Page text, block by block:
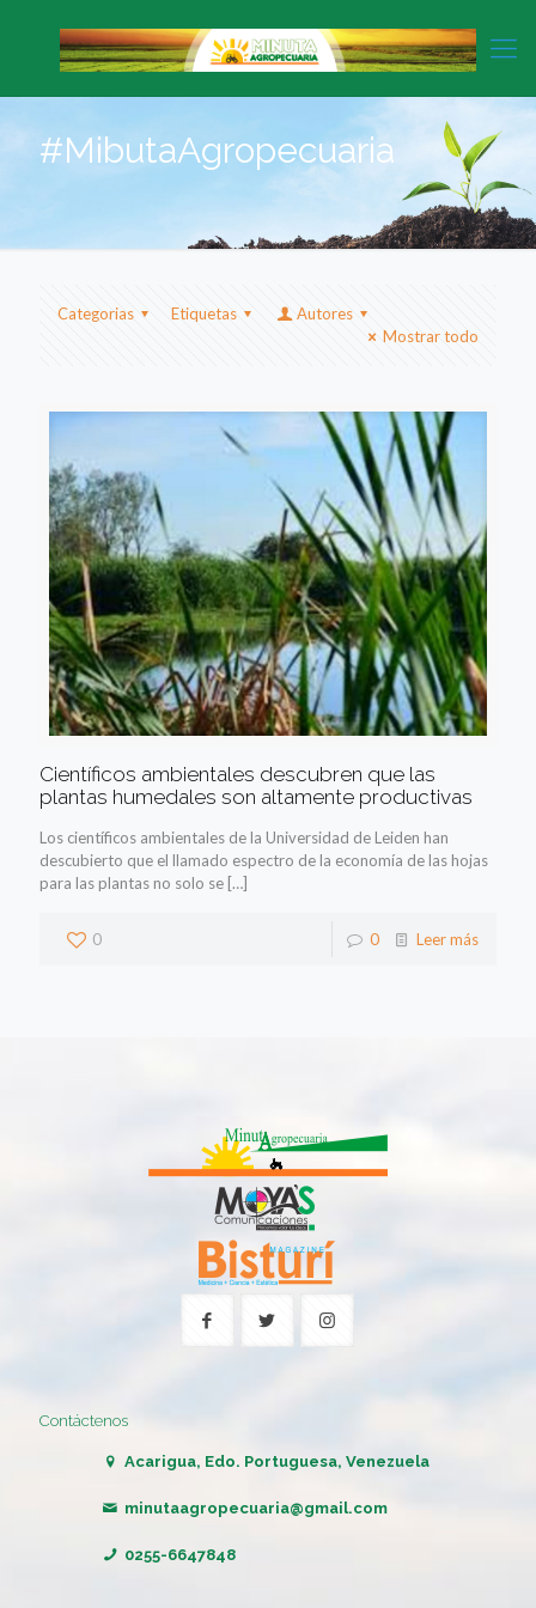
#MibutaAgropecuaria
Categorias Etiquetas
Autores
Mostrar todo
Científicos ambientales descubren que las
plantas humedales son altamente productivas
Los científicos ambientales de la Universidad de Leiden han
descubierto que el llamado espectro de la economía de las hojas
para las plantas no solo se […]
0 0 Leer más
Contáctenos
Acarigua, Edo. Portuguesa, Venezuela
minutaagropecuaria@gmail.com
0255-6647848